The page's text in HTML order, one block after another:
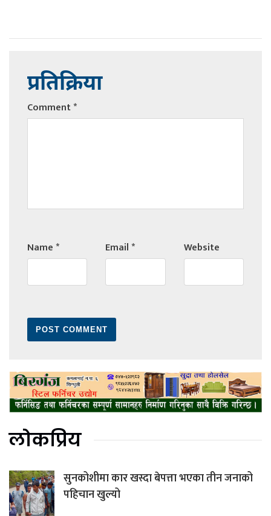
प्रतिक्रिया
Comment*
Name* Email* Website
लोकप्रिय
सुनकोशीमा कार खस्दा बेपत्ता भएका तीन जनाको
पहिचान खुल्यो